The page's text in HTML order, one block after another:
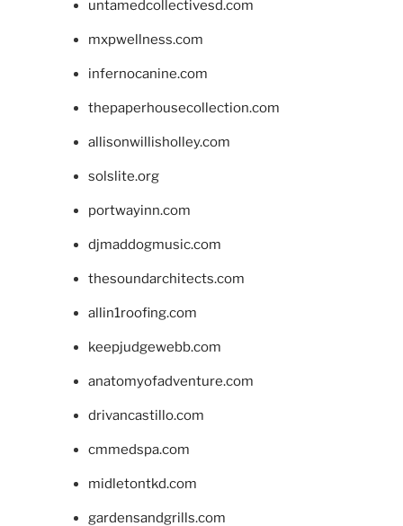
untamedcollectivesd.com
mxpwellness.com
infernocanine.com
thepaperhousecollection.com
allisonwillisholley.com
solslite.org
portwayinn.com
djmaddogmusic.com
thesoundarchitects.com
allin1roofing.com
keepjudgewebb.com
anatomyofadventure.com
drivancastillo.com
cmmedspa.com
midletontkd.com
gardensandgrills.com